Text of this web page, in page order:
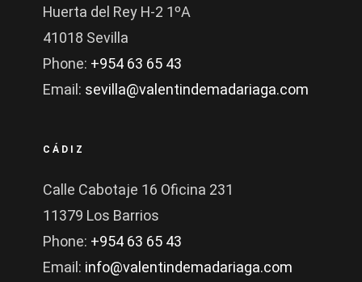
Huerta del Rey H-2 1ºA
41018 Sevilla
Phone: +954 63 65 43
Email: sevilla@valentindemadariaga.com
CÁDIZ
Calle Cabotaje 16 Oficina 231
11379 Los Barrios
Phone: +954 63 65 43
Email: info@valentindemadariaga.com